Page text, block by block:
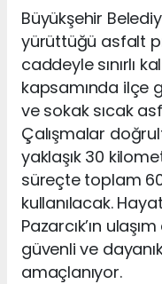
Büyükşehir
yürüttüğü asfalt
caddeyle sınırlı
kapsamında ilçe
ve sokak sıcak
Çalışmalar
yaklaşık 30
süreçte toplam
kullanılacak.
Pazarcık’ın
güvenli ve
amaçlanıyor.